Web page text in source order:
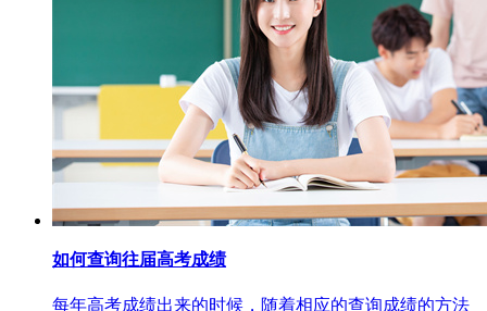
如何查询往届高考成绩
每年高考成绩出来的时候，随着相应的查询成绩的方法